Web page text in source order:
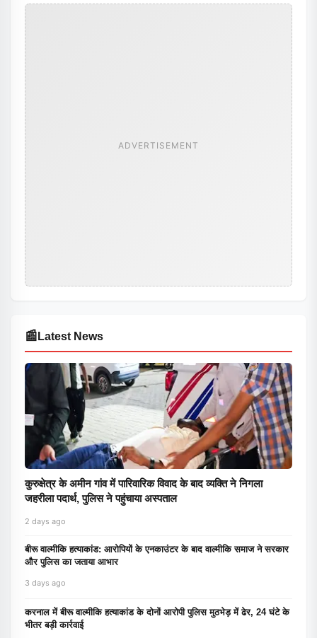
ADVERTISEMENT
📰 Latest News
कुरुक्षेत्र के अमीन गांव में पारिवारिक विवाद के बाद व्यक्ति ने निगला
जहरीला पदार्थ, पुलिस ने पहुंचाया अस्पताल
2 days ago
बीरू वाल्मीकि हत्याकांड: आरोपियों के एनकाउंटर के बाद वाल्मीकि समाज ने सरकार
और पुलिस का जताया आभार
3 days ago
करनाल में बीरू वाल्मीकि हत्याकांड के दोनों आरोपी पुलिस मुठभेड़ में ढेर, 24 घंटे के
भीतर बड़ी कार्रवाई